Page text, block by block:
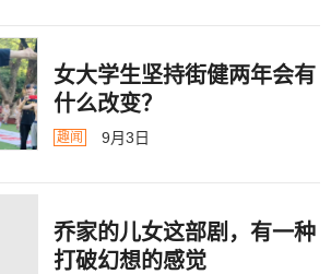
女大学生坚持街健两年会有
什么改变？
趣闻 9月3日
乔家的儿女这部剧，有一种
打破幻想的感觉